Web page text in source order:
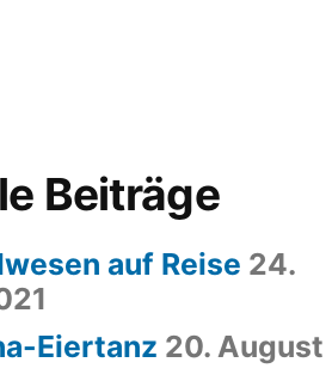
Beiträge
auf Reise 24.
Eiertanz 20. August